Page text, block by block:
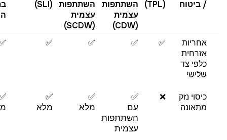
/ ביטוח
(TPL)
השתתפות
עצמית
(CDW)
השתתפות
עצמית
(SCDW)
(SLI)
אחריות
אזרחית
כלפי צד
שלישי
✅
✅
✅
✅
כיסוי נזק
מתאונה
❌
✅
עם
השתתפות
עצמית
✅
מלא
✅
מלא